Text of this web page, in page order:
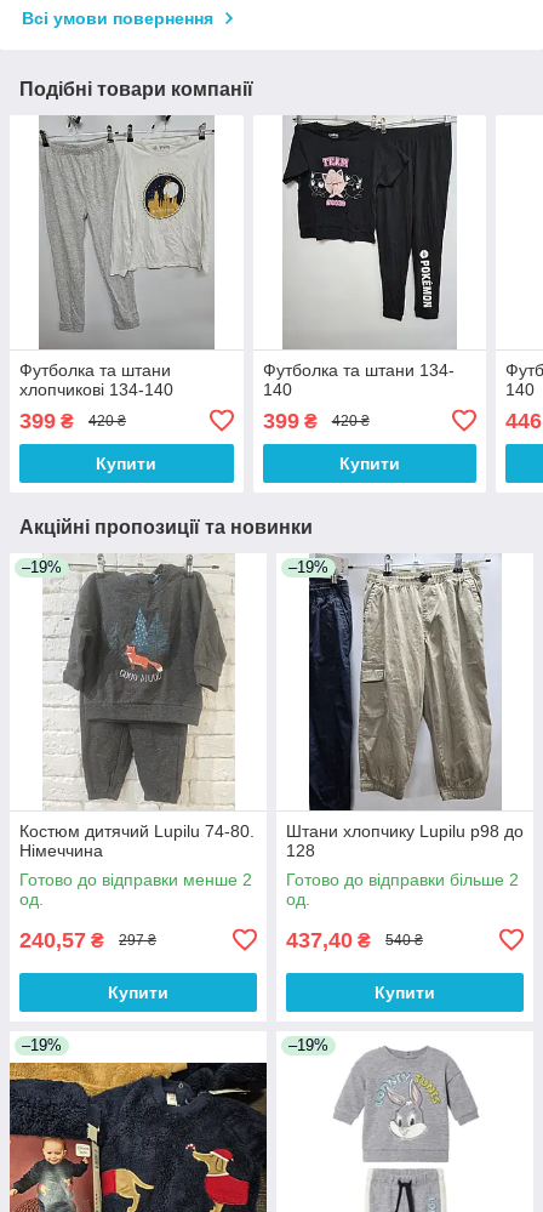
Всі умови повернення
Подібні товари компанії
Футболка та штани
хлопчикові 134-140
399 ₴ 420 ₴
Купити
Футболка та штани 134-
140
399₴ 420 ₴
Купити
140
Акційні пропозиції та новинки
–19%
Костюм дитячий Lupilu 74-80.
Німеччина
Готово до відправки менше 2
од.
240,57 ₴ 297 ₴
Купити
–19%
Штани хлопчику Lupilu р98 до
128
Готово до відправки більше 2
од.
437,40 ₴ 540 ₴
Купити
–19% –19%